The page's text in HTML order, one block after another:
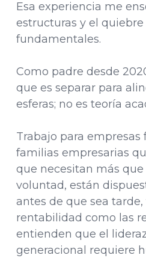
Esa experiencia me
estructuras y el
fundamentales.
Como padre desde
que es separar para
esferas; no es teoría
Trabajo para empresas
familias empresarias
que necesitan más que
voluntad, están
antes de que sea
rentabilidad como las
entienden que el
generacional requiere